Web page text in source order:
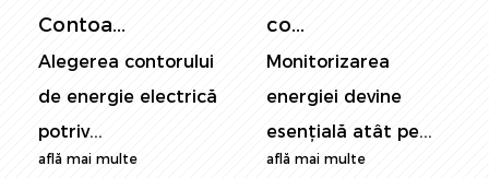
Contoa...
Alegerea contorului
de energie electrică
potriv...
află mai multe
co...
Monitorizarea
energiei devine
esențială atât pe...
află mai multe